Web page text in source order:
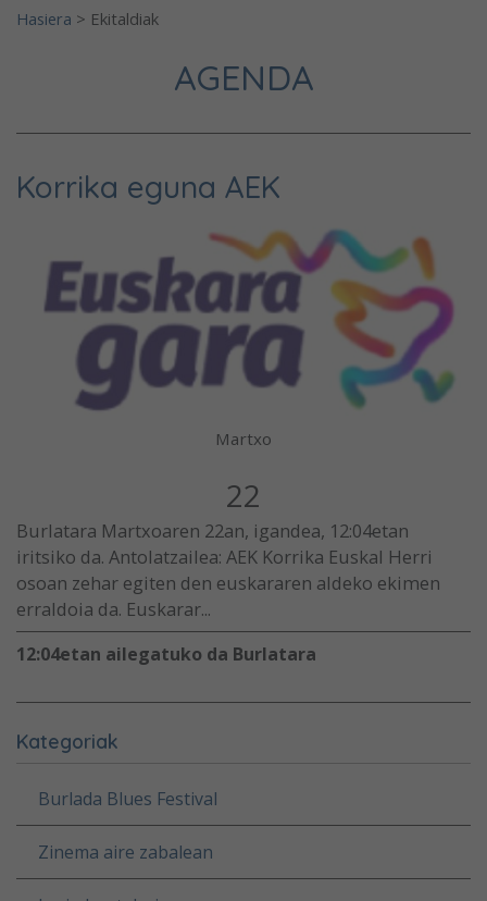
Hasiera > Ekitaldiak
AGENDA
Korrika eguna AEK
Martxo
22
Burlatara Martxoaren 22an, igandea, 12:04etan
iritsiko da. Antolatzailea: AEK Korrika Euskal Herri
osoan zehar egiten den euskararen aldeko ekimen
erraldoia da. Euskarar...
12:04etan ailegatuko da Burlatara
Kategoriak
Burlada Blues Festival
Zinema aire zabalean